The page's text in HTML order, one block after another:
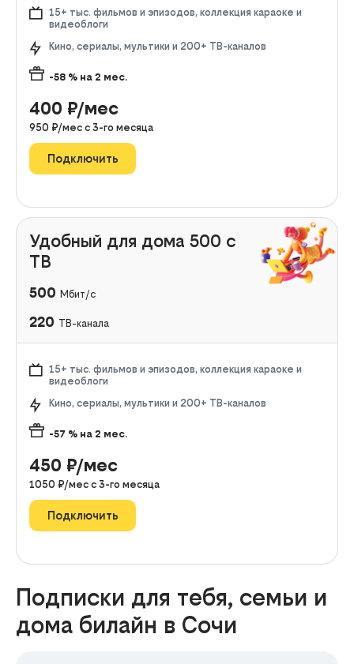
15+ тыс. фильмов и эпизодов, коллекция караоке и
видеоблоги
Кино, сериалы, мультики и 200+ ТВ-каналов
-58 % на 2 мес.
400 ₽/мес
950 ₽/мес с 3-го месяца
Подключить
Удобный для дома 500 с
ТВ
500 Мбит/с
220 ТВ-канала
15+ тыс. фильмов и эпизодов, коллекция караоке и
видеоблоги
Кино, сериалы, мультики и 200+ ТВ-каналов
-57 % на 2 мес.
450 ₽/мес
1050 ₽/мес с 3-го месяца
Подключить
Подписки для тебя, семьи и
дома билайн в Сочи